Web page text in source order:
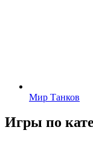
Мир Танков
Игры по